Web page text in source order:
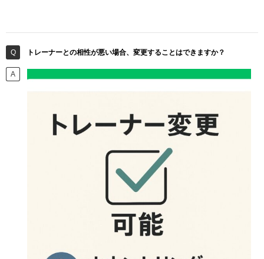
トレーナーとの相性が悪い場合、変更することはできますか？